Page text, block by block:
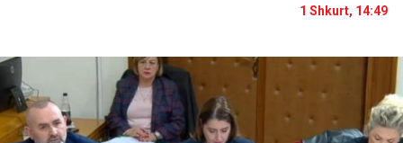
1 Shkurt, 14:49